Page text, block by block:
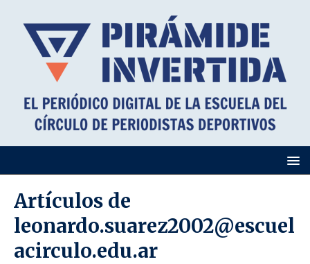
Artículos de
leonardo.suarez2002@escuel
acirculo.edu.ar